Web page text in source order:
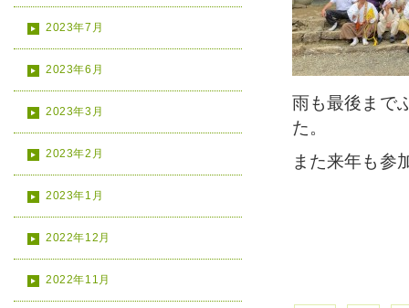
2023年7月
2023年6月
2023年3月
2023年2月
2023年1月
2022年12月
2022年11月
雨も最後まで
た。
また来年も参